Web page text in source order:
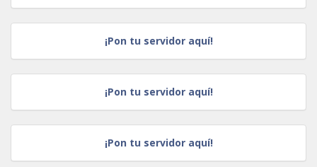
¡Pon tu servidor aquí!
¡Pon tu servidor aquí!
¡Pon tu servidor aquí!